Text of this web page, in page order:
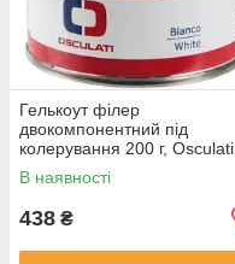
Гелькоут філер
двокомпонентний під
колерування 200 г, Osculati.
В наявності
438 ₴